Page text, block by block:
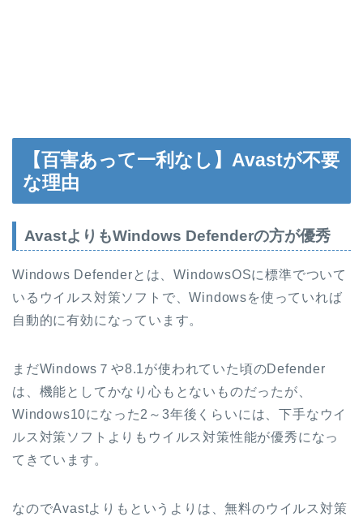
【百害あって一利なし】Avastが不要
な理由
AvastよりもWindows Defenderの方が優秀
Windows Defenderとは、WindowsOSに標準でついて
いるウイルス対策ソフトで、Windowsを使っていれば
自動的に有効になっています。
まだWindows７や8.1が使われていた頃のDefender
は、機能としてかなり心もとないものだったが、
Windows10になった2～3年後くらいには、下手なウイ
ルス対策ソフトよりもウイルス対策性能が優秀になっ
てきています。
なのでAvastよりもというよりは、無料のウイルス対策